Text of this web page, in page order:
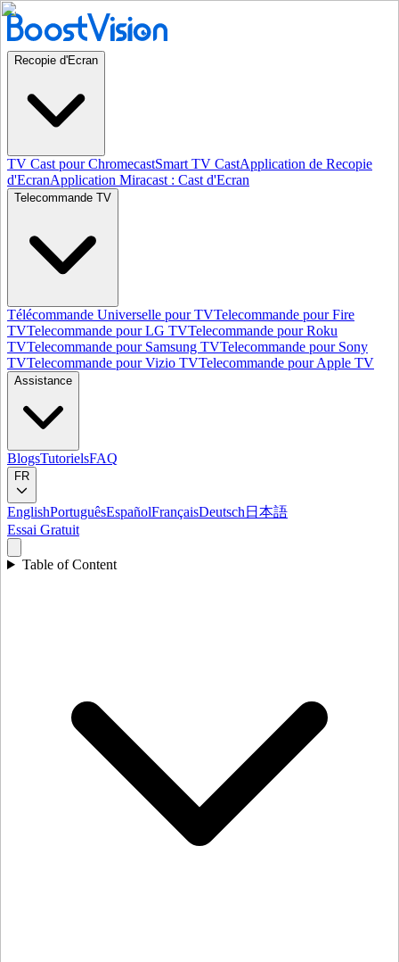
Recopie d'Ecran
TV Cast pour ChromecastSmart TV CastApplication de Recopie
d'EcranApplication Miracast : Cast d'Ecran
Telecommande TV
Télécommande Universelle pour TVTelecommande pour Fire
TVTelecommande pour LG TVTelecommande pour Roku
TVTelecommande pour Samsung TVTelecommande pour Sony
TVTelecommande pour Vizio TVTelecommande pour Apple TV
Assistance
BlogsTutorielsFAQ
FR
EnglishPortuguêsEspañolFrançaisDeutsch 日本語
Essai Gratuit
Table of Content